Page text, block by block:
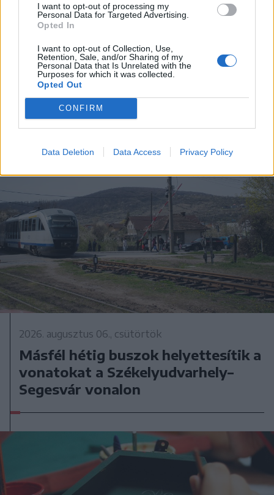
I want to opt-out of processing my
Personal Data for Targeted Advertising.
Opted In
I want to opt-out of Collection, Use,
Retention, Sale, and/or Sharing of my
Personal Data that Is Unrelated with the
Purposes for which it was collected.
Opted Out
CONFIRM
Data Deletion Data Access Privacy Policy
2026. augusztus 06., csütörtök
Több száz évre tekinthet vissza a
múltba, aki belép a felújított
agyagfalvi templomba
2026. augusztus 06., csütörtök
Másfél hétig buszok helyettesítik a
vonatokat a Székelyudvarhely–
Segesvár vonalon